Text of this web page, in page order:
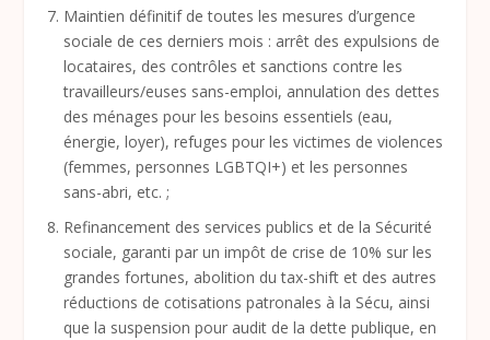
Maintien définitif de toutes les mesures d’urgence
sociale de ces derniers mois : arrêt des expulsions de
locataires, des contrôles et sanctions contre les
travailleurs/euses sans-emploi, annulation des dettes
des ménages pour les besoins essentiels (eau,
énergie, loyer), refuges pour les victimes de violences
(femmes, personnes LGBTQI+) et les personnes
sans-abri, etc. ;
Refinancement des services publics et de la Sécurité
sociale, garanti par un impôt de crise de 10% sur les
grandes fortunes, abolition du tax-shift et des autres
réductions de cotisations patronales à la Sécu, ainsi
que la suspension pour audit de la dette publique, en